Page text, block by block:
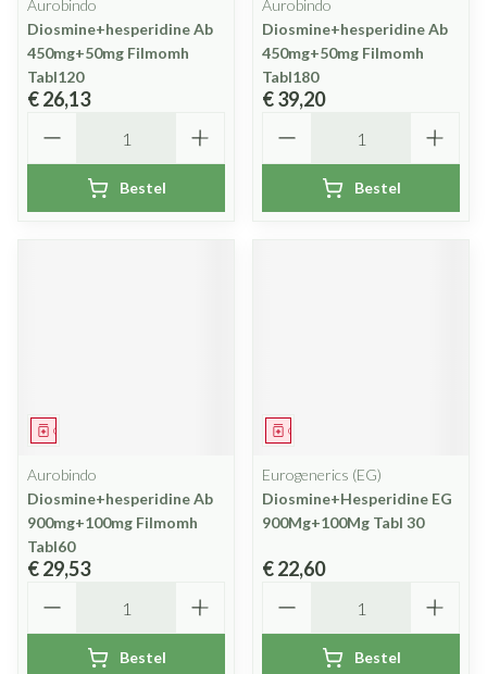
Aurobindo
Diosmine+hesperidine Ab
450mg+50mg Filmomh
Tabl120
€ 26,13
Bestel
Aurobindo
Diosmine+hesperidine Ab
450mg+50mg Filmomh
Tabl180
€ 39,20
Bestel
Geneesmiddel
Aurobindo
Diosmine+hesperidine Ab
900mg+100mg Filmomh
Tabl60
€ 29,53
Bestel
Geneesmiddel
Eurogenerics (EG)
Diosmine+Hesperidine EG
900Mg+100Mg Tabl 30
€ 22,60
Bestel